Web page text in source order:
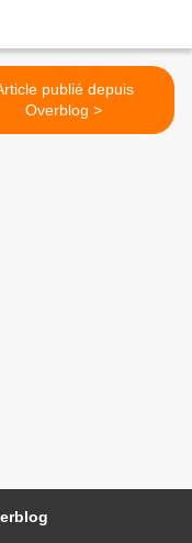
publié depuis
Overblog >